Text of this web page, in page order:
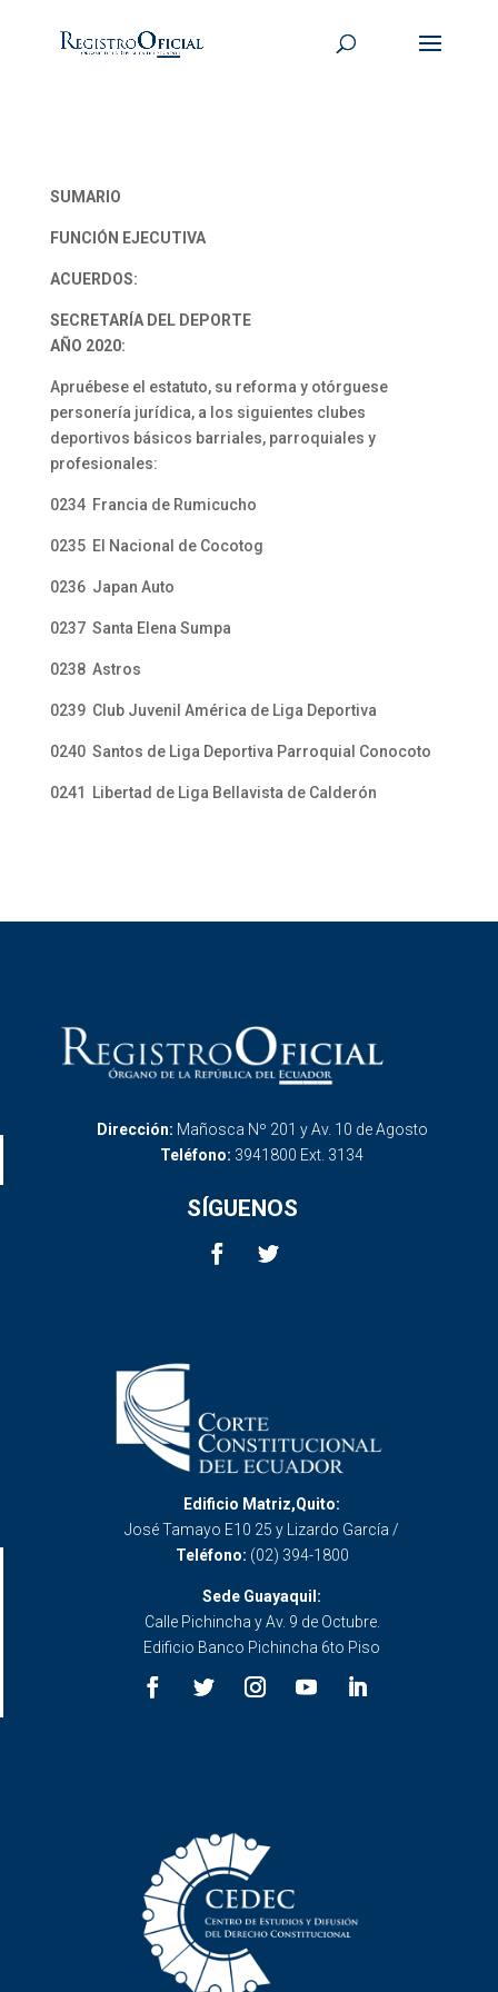
SUMARIO
FUNCIÓN EJECUTIVA
ACUERDOS:
SECRETARÍA DEL DEPORTE
AÑO 2020:
Apruébese el estatuto, su reforma y otórguese
personería jurídica, a los siguientes clubes
deportivos básicos barriales, parroquiales y
profesionales:
0234 Francia de Rumicucho
0235 El Nacional de Cocotog
0236 Japan Auto
0237 Santa Elena Sumpa
0238 Astros
0239 Club Juvenil América de Liga Deportiva
0240 Santos de Liga Deportiva Parroquial Conocoto
0241 Libertad de Liga Bellavista de Calderón
Dirección: Mañosca Nº 201 y Av. 10 de Agosto
Teléfono: 3941800 Ext. 3134
SÍGUENOS
Edificio Matriz,Quito:
José Tamayo E10 25 y Lizardo García /
Teléfono: (02) 394-1800
Sede Guayaquil:
Calle Pichincha y Av. 9 de Octubre.
Edificio Banco Pichincha 6to Piso